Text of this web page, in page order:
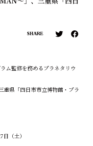
SHARE
ム監修を務めるプラネタリウ
県「四日市市立博物館・プラ
（土）